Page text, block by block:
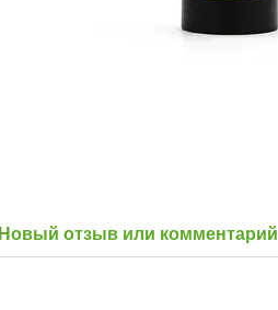
Новый отзыв или комментарий